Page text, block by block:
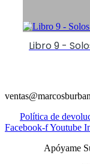
Libro 9 -
Política de
Facebook-fYoutube
Apóyame